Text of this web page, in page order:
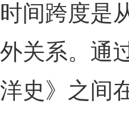
时间跨度是
外关系。通
洋史》之间